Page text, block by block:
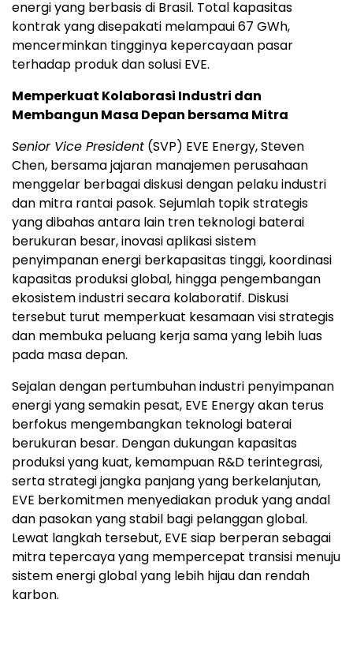
energi yang berbasis di Brasil. Total kapasitas
kontrak yang disepakati melampaui 67 GWh,
mencerminkan tingginya kepercayaan pasar
terhadap produk dan solusi EVE.
Memperkuat Kolaborasi Industri dan
Membangun Masa Depan bersama Mitra
Senior Vice President (SVP) EVE Energy, Steven
Chen, bersama jajaran manajemen perusahaan
menggelar berbagai diskusi dengan pelaku industri
dan mitra rantai pasok. Sejumlah topik strategis
yang dibahas antara lain tren teknologi baterai
berukuran besar, inovasi aplikasi sistem
penyimpanan energi berkapasitas tinggi, koordinasi
kapasitas produksi global, hingga pengembangan
ekosistem industri secara kolaboratif. Diskusi
tersebut turut memperkuat kesamaan visi strategis
dan membuka peluang kerja sama yang lebih luas
pada masa depan.
Sejalan dengan pertumbuhan industri penyimpanan
energi yang semakin pesat, EVE Energy akan terus
berfokus mengembangkan teknologi baterai
berukuran besar. Dengan dukungan kapasitas
produksi yang kuat, kemampuan R&D terintegrasi,
serta strategi jangka panjang yang berkelanjutan,
EVE berkomitmen menyediakan produk yang andal
dan pasokan yang stabil bagi pelanggan global.
Lewat langkah tersebut, EVE siap berperan sebagai
mitra tepercaya yang mempercepat transisi menuju
sistem energi global yang lebih hijau dan rendah
karbon.